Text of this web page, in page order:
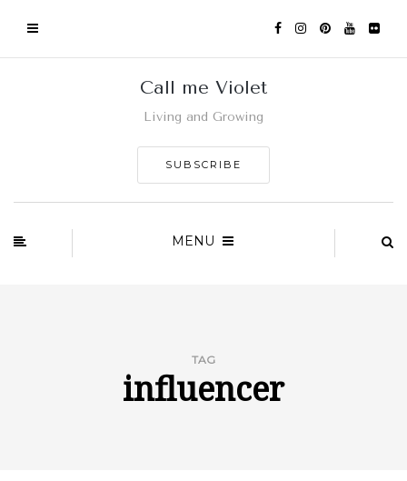
Call me Violet
Living and Growing
SUBSCRIBE
MENU
TAG
influencer